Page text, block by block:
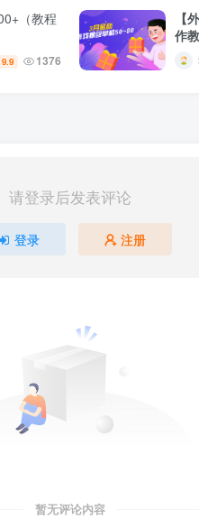
（教程
9.9 1376
【
作
请登录后发表评论
登录 注册
暂无评论内容